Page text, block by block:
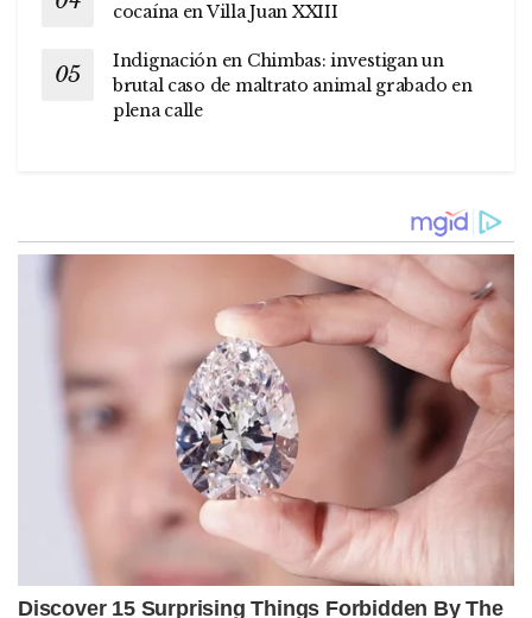
cocaína en Villa Juan XXIII
Indignación en Chimbas: investigan un
brutal caso de maltrato animal grabado en
plena calle